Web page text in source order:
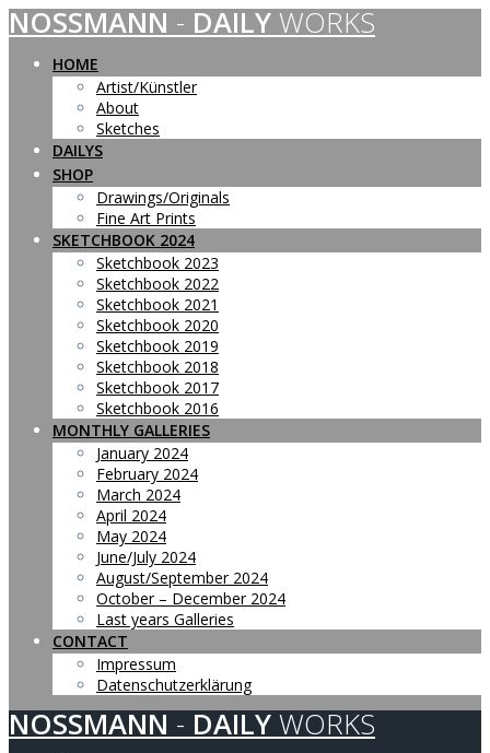
Skip
to
content
NOSSMANN - DAILY WORKS
HOME
Artist/Künstler
About
Sketches
DAILYS
SHOP
Drawings/Originals
Fine Art Prints
SKETCHBOOK 2024
Sketchbook 2023
Sketchbook 2022
Sketchbook 2021
Sketchbook 2020
Sketchbook 2019
Sketchbook 2018
Sketchbook 2017
Sketchbook 2016
MONTHLY GALLERIES
January 2024
February 2024
March 2024
April 2024
May 2024
June/July 2024
August/September 2024
October – December 2024
Last years Galleries
CONTACT
Impressum
Datenschutzerklärung
NOSSMANN - DAILY WORKS